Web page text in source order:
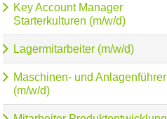
Key Account Manager
Starterkulturen (m/w/d)
Lagermitarbeiter (m/w/d)
Maschinen- und Anlagenführer
(m/w/d)